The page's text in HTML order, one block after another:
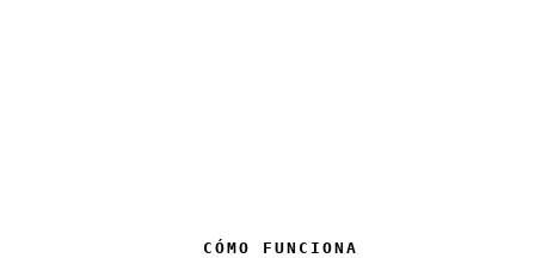
CÓMO FUNCIONA